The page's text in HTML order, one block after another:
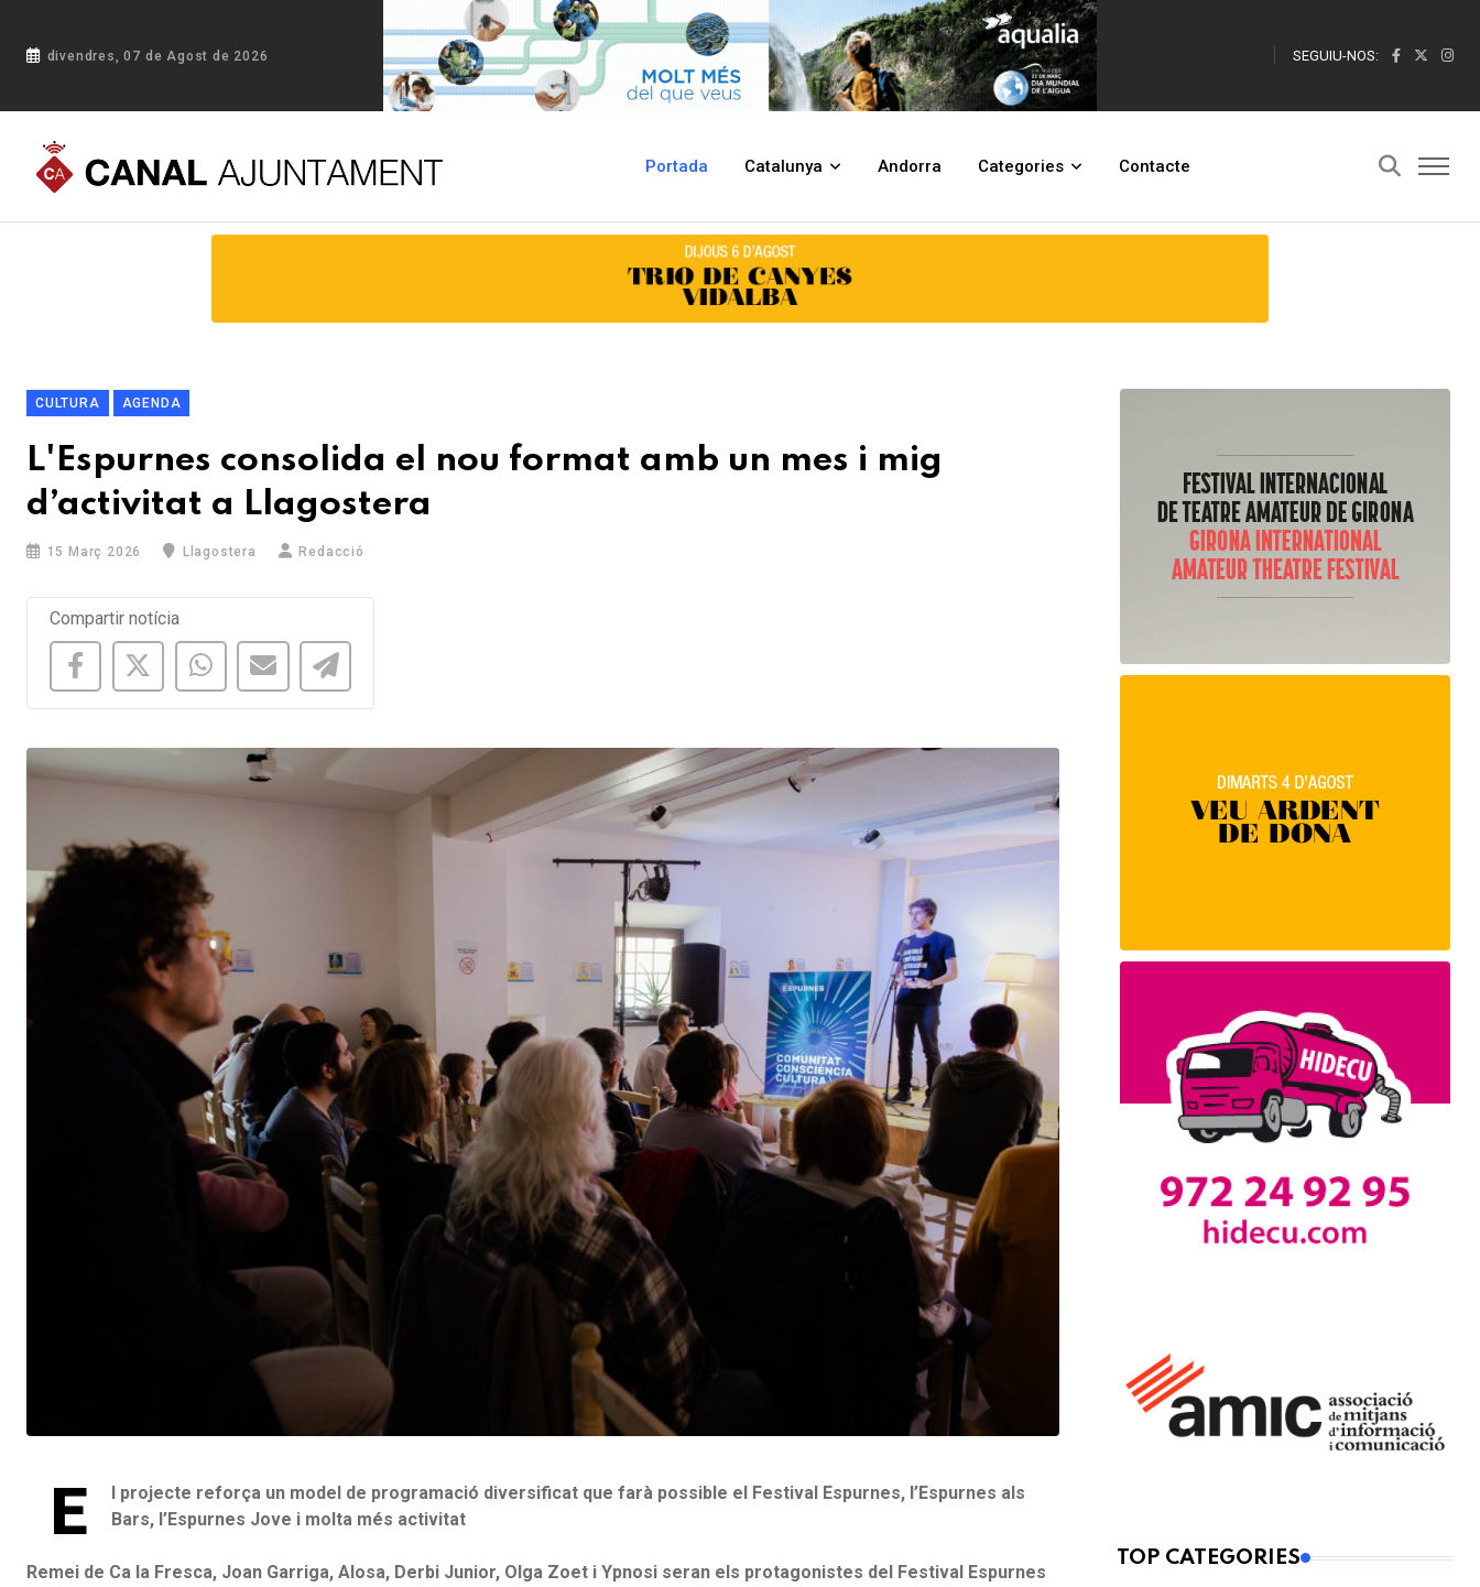
divendres, 07 de Agost de 2026 SEGUIU-NOS:
Portada Catalunya Andorra Categories Contacte
Portada Blog L'Espurnes consolida el nou format amb un mes i mig d’activitat a Llagostera
CULTURA AGENDA
L'Espurnes consolida el nou format amb un mes i mig
d’activitat a Llagostera
15 Març 2026 Llagostera Redacció
Compartir notícia
E
l projecte reforça un model de programació diversificat que farà possible el Festival Espurnes, l’Espurnes als
Bars, l’Espurnes Jove i molta més activitat
Remei de Ca la Fresca, Joan Garriga, Alosa, Derbi Junior, Olga Zoet i Ypnosi seran els protagonistes del Festival Espurnes
TOP CATEGORIES